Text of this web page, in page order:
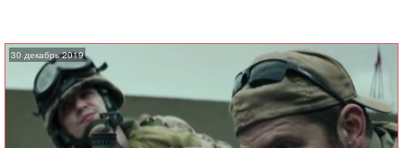
30 декабрь 2019